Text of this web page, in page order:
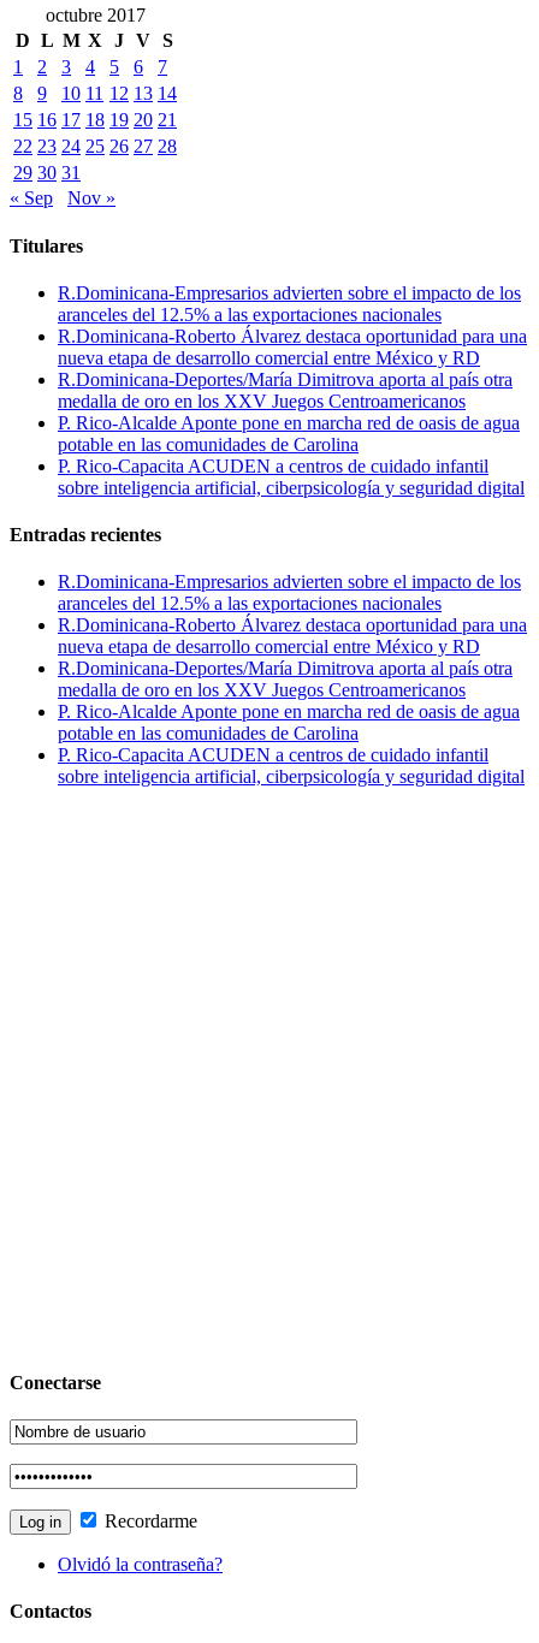
octubre 2017
D L M X J V S
1
2 3 4 5 6
7
8
9 10 11 12 13 14
15 16 17 18 19 20 21
22 23 24 25 26 27 28
29 30 31
« Sep
Nov »
Titulares
R.Dominicana-Empresarios advierten sobre el impacto de los
aranceles del 12.5% a las exportaciones nacionales
R.Dominicana-Roberto Álvarez destaca oportunidad para una
nueva etapa de desarrollo comercial entre México y RD
R.Dominicana-Deportes/María Dimitrova aporta al país otra
medalla de oro en los XXV Juegos Centroamericanos
P. Rico-Alcalde Aponte pone en marcha red de oasis de agua
potable en las comunidades de Carolina
P. Rico-Capacita ACUDEN a centros de cuidado infantil
sobre inteligencia artificial, ciberpsicología y seguridad digital
Entradas recientes
R.Dominicana-Empresarios advierten sobre el impacto de los
aranceles del 12.5% a las exportaciones nacionales
R.Dominicana-Roberto Álvarez destaca oportunidad para una
nueva etapa de desarrollo comercial entre México y RD
R.Dominicana-Deportes/María Dimitrova aporta al país otra
medalla de oro en los XXV Juegos Centroamericanos
P. Rico-Alcalde Aponte pone en marcha red de oasis de agua
potable en las comunidades de Carolina
P. Rico-Capacita ACUDEN a centros de cuidado infantil
sobre inteligencia artificial, ciberpsicología y seguridad digital
Conectarse
Recordarme
Olvidó la contraseña?
Contactos